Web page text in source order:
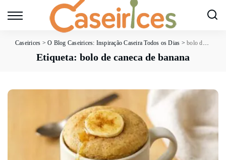
Caseirices >O Blog Caseirices: Inspiração Caseira Todos os Dias >bolo de caneca de banana
Etiqueta: bolo de caneca de banana